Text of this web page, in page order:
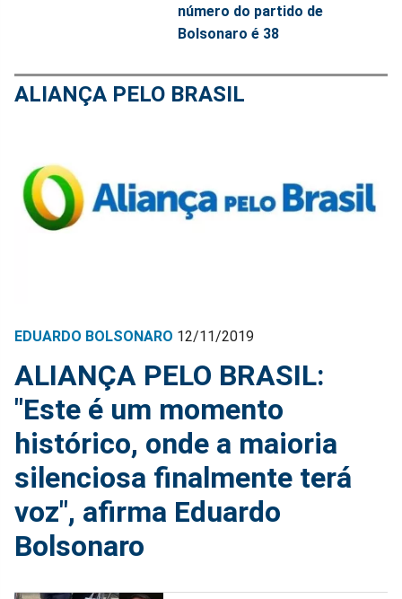
número do partido de
Bolsonaro é 38
ALIANÇA PELO BRASIL
EDUARDO BOLSONARO 12/11/2019
ALIANÇA PELO BRASIL:
"Este é um momento
histórico, onde a maioria
silenciosa finalmente terá
voz", afirma Eduardo
Bolsonaro